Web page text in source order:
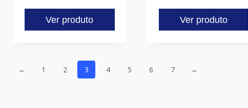
Ver produto Ver produto
← 1 2 3 4 5 6 7 →